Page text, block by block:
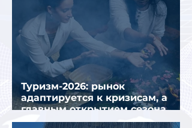
Туризм-2026: рынок
адаптируется к кризисам, а
главным открытием сезона
стал Вьетнам